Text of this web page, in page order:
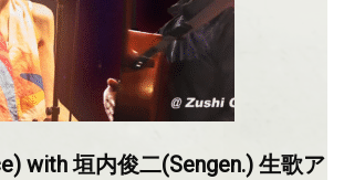
with 垣内俊二(Sengen.) 生歌ア